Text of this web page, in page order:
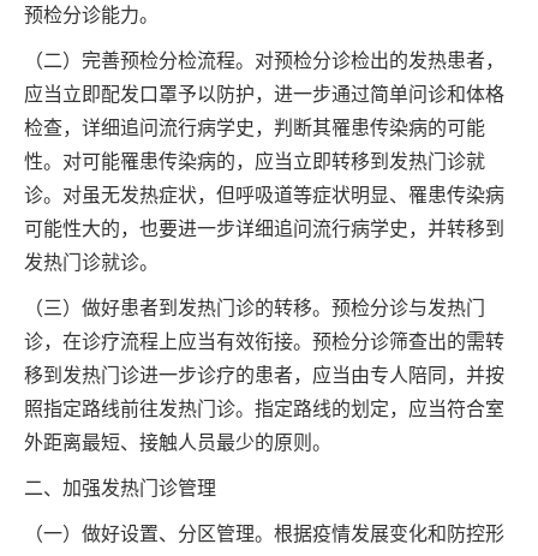
预检分诊能力。
（二）完善预检分检流程。对预检分诊检出的发热患者，
应当立即配发口罩予以防护，进一步通过简单问诊和体格
检查，详细追问流行病学史，判断其罹患传染病的可能
性。对可能罹患传染病的，应当立即转移到发热门诊就
诊。对虽无发热症状，但呼吸道等症状明显、罹患传染病
可能性大的，也要进一步详细追问流行病学史，并转移到
发热门诊就诊。
（三）做好患者到发热门诊的转移。预检分诊与发热门
诊，在诊疗流程上应当有效衔接。预检分诊筛查出的需转
移到发热门诊进一步诊疗的患者，应当由专人陪同，并按
照指定路线前往发热门诊。指定路线的划定，应当符合室
外距离最短、接触人员最少的原则。
二、加强发热门诊管理
（一）做好设置、分区管理。根据疫情发展变化和防控形